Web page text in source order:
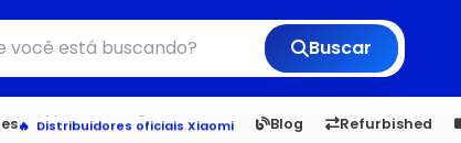
Buscar
Veja os Lançamentos Blog Refurbished
6,050 5.20 1,900